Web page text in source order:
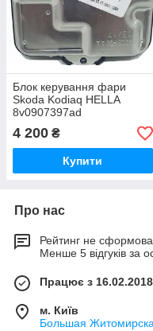
Блок керування фари
Skoda Kodiaq HELLA
8v0907397ad
8V0907397AD
4 200 ₴
Купити
Про нас
Рейтинг не
Менше 5 відгуків за
Працює з 16.02.2018
м. Київ
Большая